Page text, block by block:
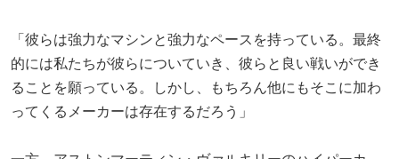
「彼らは強力なマシンと強力なペースを持っている。最終
的には私たちが彼らについていき、彼らと良い戦いができ
ることを願っている。しかし、もちろん他にもそこに加わ
ってくるメーカーは存在するだろう」